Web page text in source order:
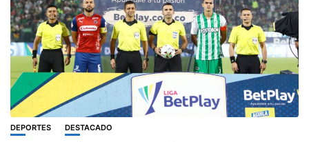
DEPORTES DESTACADO